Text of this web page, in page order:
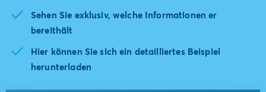
Sehen Sie exklusiv, welche Informationen er
bereithält
Hier können Sie sich ein detailliertes Beispiel
herunterladen